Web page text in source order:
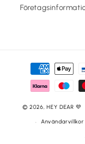
Betalningsmetoder
© 2026,HEY DEAR 💜
Användarvillkor